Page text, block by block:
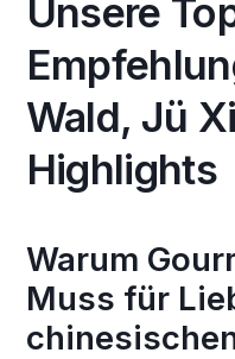
Unsere
Wald, Jü
Highlights
Warum
Muss für